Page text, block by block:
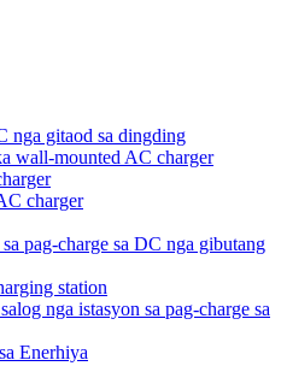
nga gitaod sa dingding
wall-mounted AC charger
charger
pag-charge sa DC nga gibutang
station
nga istasyon sa pag-charge sa
Enerhiya